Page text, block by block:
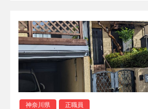
神奈川県 正職員